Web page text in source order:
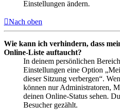
Einstellungen ändern.
Nach oben
Wie kann ich verhindern, dass
Online-Liste auftaucht?
In deinem persönlichen
Einstellungen eine Option
dieser Sitzung verbergen“.
können nur Administratoren,
deinen Online-Status sehen.
Besucher gezählt.